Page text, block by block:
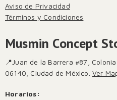
Aviso de Privacidad
Términos y Condiciones
Musmin Concept
📍Juan de la Barrera #87,
06140, Ciudad de México. Ver
Horarios: